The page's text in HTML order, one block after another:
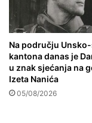
Na području
kantona danas je
u znak sjećanja na
Izeta Nanića
05/08/2026